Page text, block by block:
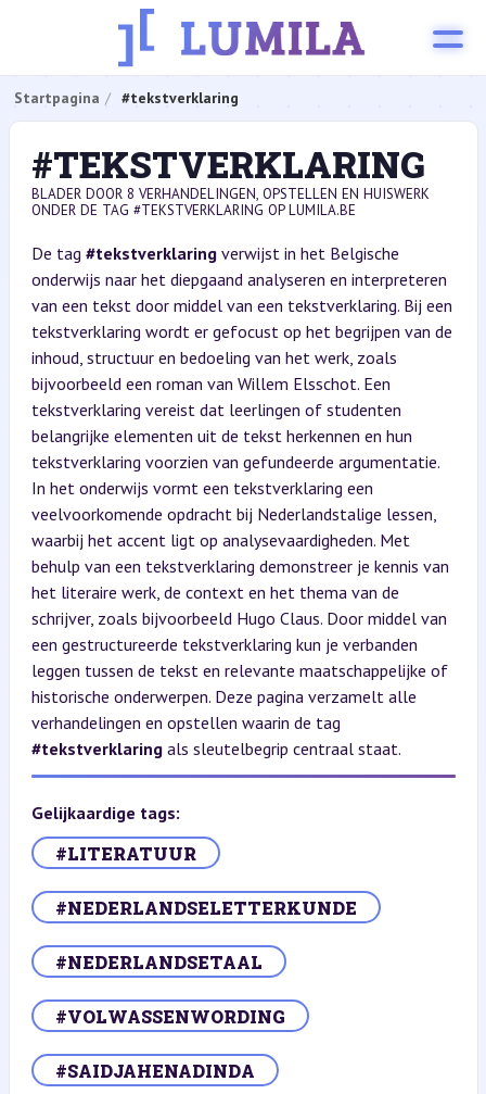
Startpagina #tekstverklaring
#TEKSTVERKLARING
BLADER DOOR 8 VERHANDELINGEN, OPSTELLEN EN HUISWERK
ONDER DE TAG #TEKSTVERKLARING OP LUMILA.BE
De tag #tekstverklaringverwijst in het Belgische
onderwijs naar het diepgaand analyseren en interpreteren
van een tekst door middel van een tekstverklaring. Bij een
tekstverklaring wordt er gefocust op het begrijpen van de
inhoud, structuur en bedoeling van het werk, zoals
bijvoorbeeld een roman van Willem Elsschot. Een
tekstverklaring vereist dat leerlingen of studenten
belangrijke elementen uit de tekst herkennen en hun
tekstverklaring voorzien van gefundeerde argumentatie.
In het onderwijs vormt een tekstverklaring een
veelvoorkomende opdracht bij Nederlandstalige lessen,
waarbij het accent ligt op analysevaardigheden. Met
behulp van een tekstverklaring demonstreer je kennis van
het literaire werk, de context en het thema van de
schrijver, zoals bijvoorbeeld Hugo Claus. Door middel van
een gestructureerde tekstverklaring kun je verbanden
leggen tussen de tekst en relevante maatschappelijke of
historische onderwerpen. Deze pagina verzamelt alle
verhandelingen en opstellen waarin de tag
#tekstverklaringals sleutelbegrip centraal staat.
Gelijkaardige tags:
#LITERATUUR
#NEDERLANDSELETTERKUNDE
#NEDERLANDSETAAL
#VOLWASSENWORDING
#SAIDJAHENADINDA